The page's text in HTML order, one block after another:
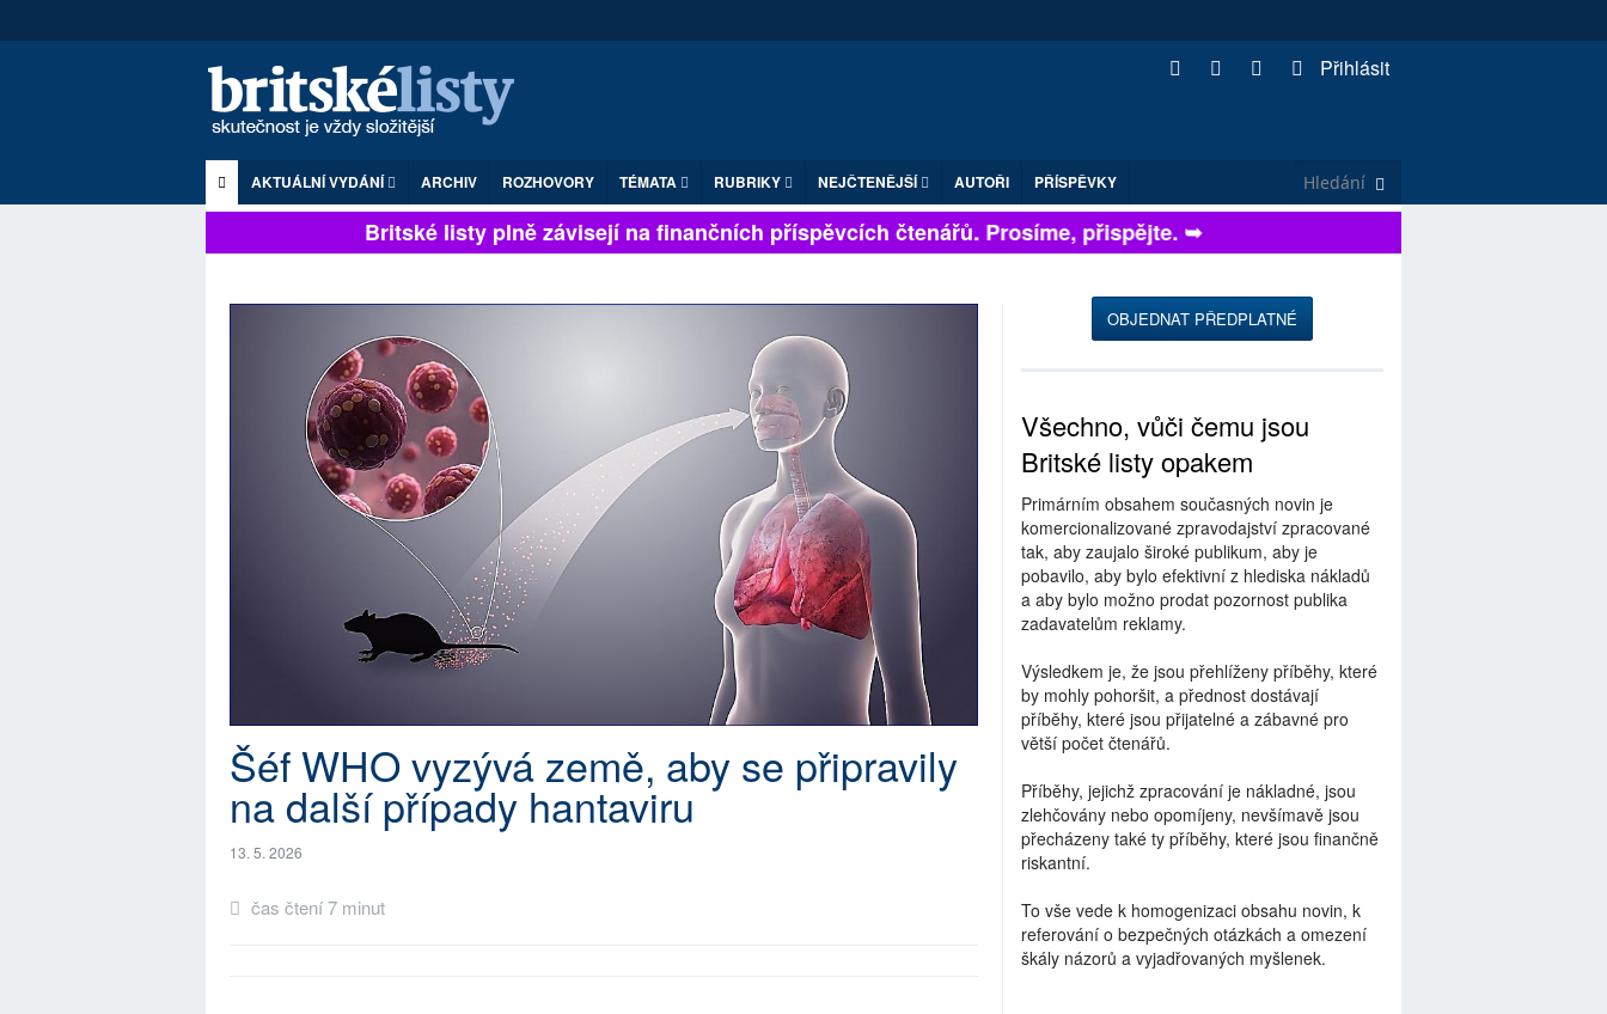
Přihlásit
AKTUÁLNÍ VYDÁNÍ ARCHIV ROZHOVORY TÉMATA RUBRIKY NEJČTENĚJŠÍ AUTOŘI PŘÍSPĚVKY
Britské listy plně závisejí na finančních příspěvcích čtenářů. Prosíme, přispějte. ➥
Šéf WHO vyzývá země, aby se připravily
na další případy hantaviru
13. 5. 2026
čas čtení 7 minut
OBJEDNAT PŘEDPLATNÉ
Všechno, vůči čemu jsou
Britské listy opakem
Primárním obsahem současných novin je
komercionalizované zpravodajství zpracované
tak, aby zaujalo široké publikum, aby je
pobavilo, aby bylo efektivní z hlediska nákladů
a aby bylo možno prodat pozornost publika
zadavatelům reklamy.
Výsledkem je, že jsou přehlíženy příběhy, které
by mohly pohoršit, a přednost dostávají
příběhy, které jsou přijatelné a zábavné pro
větší počet čtenářů.
Příběhy, jejichž zpracování je nákladné, jsou
zlehčovány nebo opomíjeny, nevšímavě jsou
přecházeny také ty příběhy, které jsou finančně
riskantní.
To vše vede k homogenizaci obsahu novin, k
referování o bezpečných otázkách a omezení
škály názorů a vyjadřovaných myšlenek.